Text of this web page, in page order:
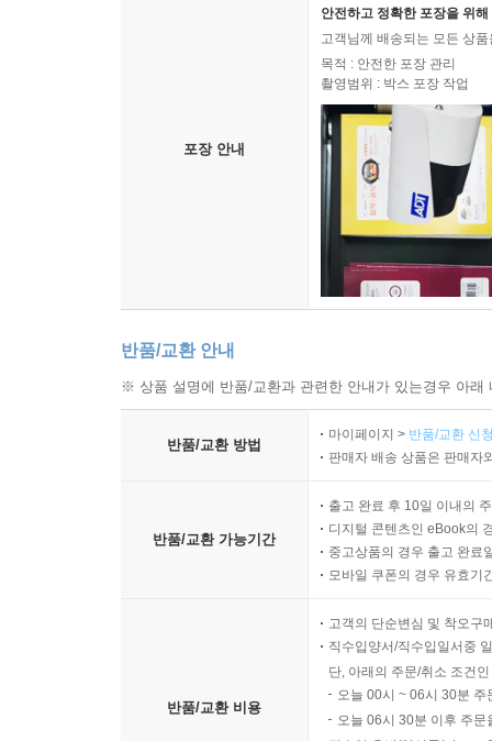
포장 안내
안전하고 정확한 포장을 위
고객님께 배송되는 모든 상
목적 : 안전한 포장 관리
촬영범위 : 박스 포장 작업
반품/교환 안내
※ 상품 설명에 반품/교환과 관련한 안내가 있는경우 아
반품/교환 방법
마이페이지 > 반품/교환 신
판매자 배송 상품은 판매자
반품/교환 가능기간
출고 완료 후 10일 이내의
디지털 콘텐츠인 eBook의
중고상품의 경우 출고 완료
모바일 쿠폰의 경우 유효기
반품/교환 비용
고객의 단순변심 및 착오구
직수입양서/직수입일서중
단, 아래의 주문/취소 조건
오늘 00시 ~ 06시 30분
오늘 06시 30분 이후 주